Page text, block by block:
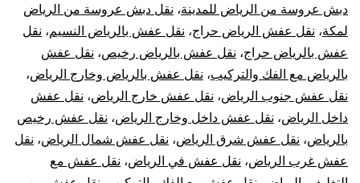
دبش عروسة من الرياض للمدينة، نقل دبش عروسة من الرياض
لمكة، نقل عفش الرياض حراج، نقل عفش بالرياض النسيم، نقل
عفش بالرياض حراج، نقل عفش بالرياض رخيص، نقل عفش
بالرياض مع الفك والتركيب، نقل عفش بالرياض وخارج الرياض،
نقل عفش جنوب الرياض، نقل عفش خارج الرياض، نقل عفش
داخل الرياض، نقل عفش داخل وخارج الرياض، نقل عفش رخيص
بالرياض، نقل عفش شرق الرياض، نقل عفش شمال الرياض، نقل
عفش غرب الرياض، نقل عفش في الرياض، نقل عفش مع